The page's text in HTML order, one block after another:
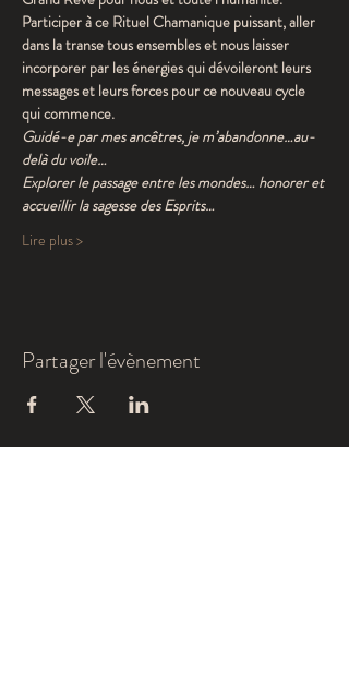
Participer à ce Rituel Chamanique puissant, aller
dans la transe tous ensembles et nous laisser
incorporer par les énergies qui dévoileront leurs
messages et leurs forces pour ce nouveau cycle
qui commence.
Guidé-e par mes ancêtres, je m’abandonne…au-
delà du voile…
Explorer le passage entre les mondes… honorer et
accueillir la sagesse des Esprits…
Lire plus >
Partager l'évènement